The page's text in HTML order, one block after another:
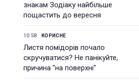
знакам Зодіаку найбільше
пощастить до вересня
10:58 КОРИСНЕ
Листя помідорів почало
скручуватися? Не панікуйте,
причина "на поверхні"